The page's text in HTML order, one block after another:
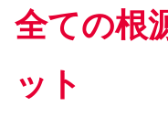
全ての根
ット